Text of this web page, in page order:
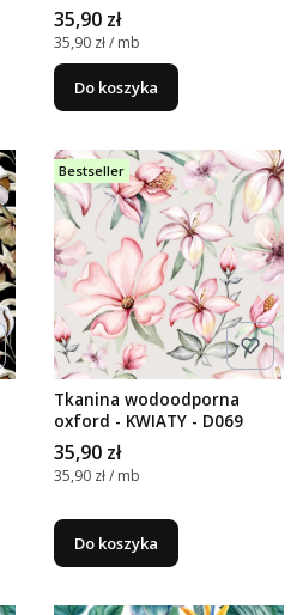
Cena
35,90 zł
Cena jednostkowa
35,90 zł / mb
Do koszyka
Bestseller
Tkanina wodoodporna
oxford - KWIATY - D069
Cena
35,90 zł
Cena jednostkowa
35,90 zł / mb
Do koszyka